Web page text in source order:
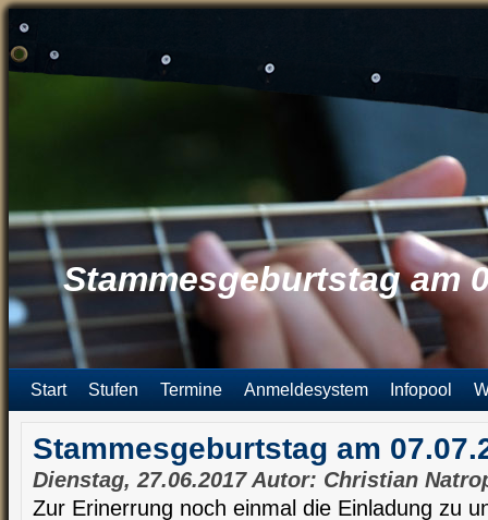
Stammesgeburtstag am
Start Stufen Termine Anmeldesystem Infopool
Stammesgeburtstag am
Dienstag, 27.06.2017 Autor: Christian
Zur Erinerrung noch einmal die Einladung zu